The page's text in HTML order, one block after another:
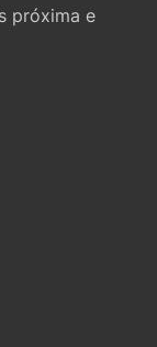
próxima e